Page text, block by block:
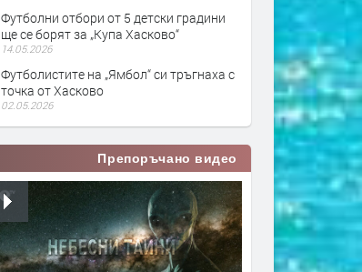
Футболни отбори от 5 детски градини
ще се борят за „Купа Хасково“
14.05.2026
Футболистите на „Ямбол“ си тръгнаха с
точка от Хасково
02.05.2026
Препоръчано видео